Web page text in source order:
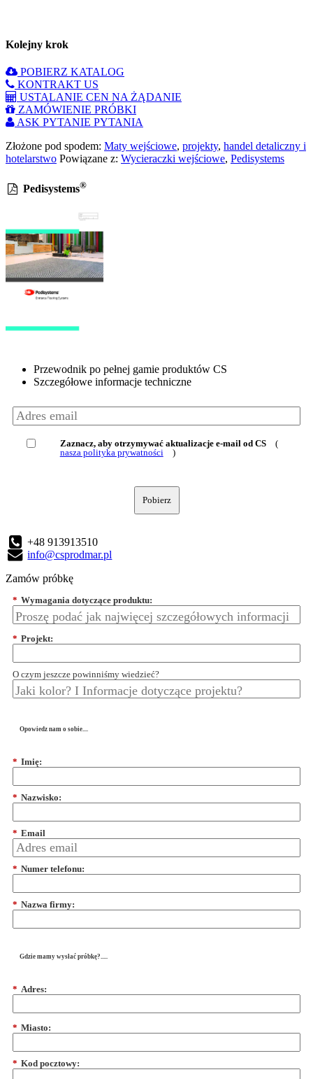
Kolejny krok
POBIERZ KATALOG
KONTRAKT US
USTALANIE CEN NA ŻĄDANIE
ZAMÓWIENIE PRÓBKI
ASK PYTANIE PYTANIA
Złożone pod spodem: Maty wejściowe, projekty, handel detaliczny i
hotelarstwo Powiązane z: Wycieraczki wejściowe, Pedisystems
Pedisystems®
Przewodnik po pełnej gamie produktów CS
Szczegółowe informacje techniczne
Zaznacz, aby otrzymywać aktualizacje e-mail od CS
(
nasza polityka prywatności
)
Pobierz
+48 913913510
info@csprodmar.pl
Zamów próbkę
* Wymagania dotyczące produktu:
* Projekt:
O czym jeszcze powinniśmy wiedzieć?
Opowiedz nam o sobie....
* Imię:
* Nazwisko:
* Email
* Numer telefonu:
* Nazwa firmy:
Gdzie mamy wysłać próbkę?.....
* Adres:
* Miasto:
* Kod pocztowy: